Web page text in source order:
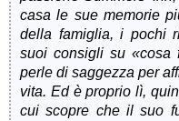
casa le sue memorie
della famiglia, i pochi
suoi consigli su «cosa
perle di saggezza per
vita. Ed è proprio lì,
cui scopre che il suo